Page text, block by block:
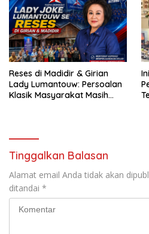
Reses di Madidir & Girian
Lady Lumantouw: Persoalan
Klasik Masyarakat Masih
Tinggalkan Balasan
Alamat email Anda tidak akan
ditandai *